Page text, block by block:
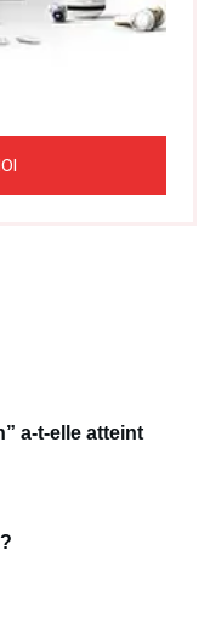
a-t-elle atteint